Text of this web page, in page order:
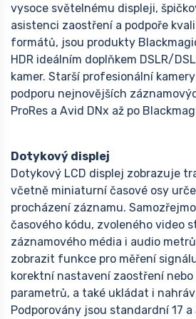
vysoce světelnému displeji,
asistenci zaostření a podpoře
formátů, jsou produkty
HDR ideálním doplňkem DSLR/
kamer. Starší profesionální
podporu nejnovějších
ProRes a Avid DNx až po
Dotykový displej
Dotykový LCD displej zobrazuje
včetně miniaturní časové osy
procházení záznamu.
časového kódu, zvoleného video
záznamového média i audio
zobrazit funkce pro měření
korektní nastavení zaostření
parametrů, a také ukládat i
Podporovány jsou standardní 17 a